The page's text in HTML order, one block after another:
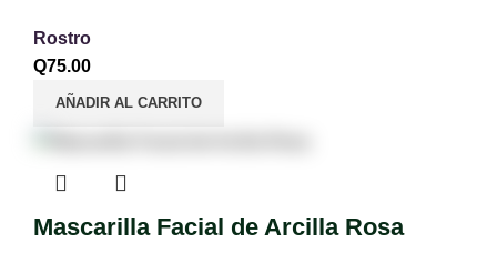
Rostro
Q75.00
AÑADIR AL CARRITO
Mascarilla Facial de Arcilla Rosa